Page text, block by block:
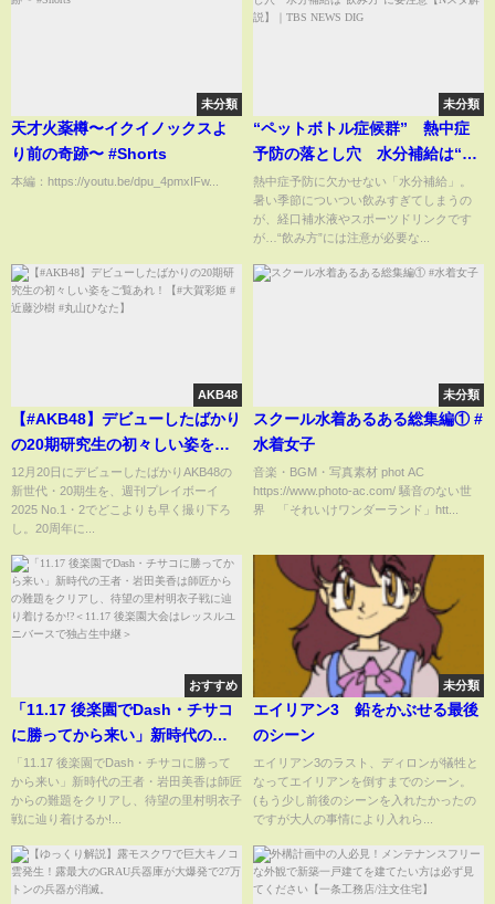
未分類
天才火薬樽〜イクイノックスよ
り前の奇跡〜 #Shorts
本編：https://youtu.be/dpu_4pmxIFw...
未分類
“ペットボトル症候群” 熱中症
予防の落とし穴 水分補給は“飲
み方”に要注意【Nスタ解説】｜
TBS NEWS DIG
熱中症予防に欠かせない「水分補給」。
暑い季節についつい飲みすぎてしまうの
が、経口補水液やスポーツドリンクです
が…“飲み方”には注意が必要な...
AKB48
【#AKB48】デビューしたばかり
の20期研究生の初々しい姿をご
覧あれ！【#大賀彩姫 #近藤沙樹
#丸山ひなた】
12月20日にデビューしたばかりAKB48の
新世代・20期生を、週刊プレイボーイ
2025 No.1・2でどこよりも早く撮り下ろ
し。20周年に...
未分類
スクール水着あるある総集編① #
水着女子
音楽・BGM・写真素材 phot AC
https://www.photo-ac.com/ 騒音のない世
界 「それいけワンダーランド」htt...
おすすめ
「11.17 後楽園でDash・チサコ
に勝ってから来い」新時代の王
者・岩田美香は師匠からの難題
をクリアし、待望の里村明衣子
戦に辿り着けるか!?＜11.17 後楽
独占生中継＞
「11.17 後楽園でDash・チサコに勝って
から来い」新時代の王者・岩田美香は師匠
からの難題をクリアし、待望の里村明衣子
戦に辿り着けるか!...
未分類
エイリアン3 鉛をかぶせる最後
のシーン
エイリアン3のラスト、ディロンが犠牲と
なってエイリアンを倒すまでのシーン。
(もう少し前後のシーンを入れたかったの
ですが大人の事情により入れら...